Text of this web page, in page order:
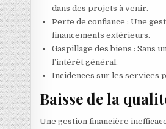
dans des projets à venir.
Perte de confiance : Une
financements extérieurs.
Gaspillage des biens : Sans
l’intérêt général.
Incidences sur les services
Baisse de la
Une gestion financière